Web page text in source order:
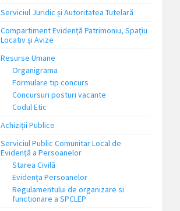
Serviciul Juridic și Autoritatea Tutelară
Compartiment Evidență Patrimoniu, Spațiu
Locativ și Avize
Resurse Umane
Organigrama
Formulare tip concurs
Concursuri posturi vacante
Codul Etic
Achiziții Publice
Serviciul Public Comunitar Local de
Evidență a Persoanelor
Starea Civilă
Evidența Persoanelor
Regulamentului de organizare si
functionare a SPCLEP